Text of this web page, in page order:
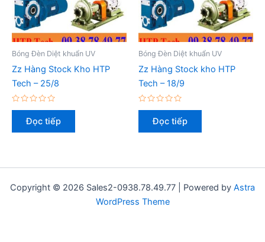
Bóng Đèn Diệt khuẩn UV
Zz Hàng Stock Kho HTP
Tech – 25/8
Được
xếp
hạngĐọc tiếp
Bóng Đèn Diệt khuẩn UV
Zz Hàng Stock kho HTP
Tech – 18/9
Được
xếp
hạngĐọc tiếp
Copyright © 2026 Sales2-0938.78.49.77 | Powered by Astra
WordPress Theme